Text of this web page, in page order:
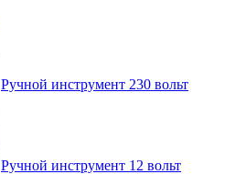
Ручной инструмент 230 вольт
Ручной инструмент 12 вольт